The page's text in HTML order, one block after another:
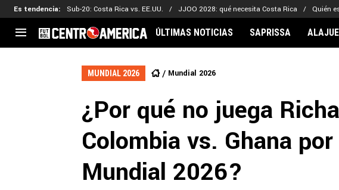
Es tendencia: Sub-20: Costa Rica vs. EE.UU. JJOO 2028: qué necesita Costa Rica Quién
CENTROAMÉRICA
CONCACAF
Liga de Naciones
Eliminatorias
Copa de Campeones
MLS
Kervin Arriaga
Adalberto Carrasquilla
Nathaniel Méndez-
ÚLTIMAS NOTICIAS SAPRISSA
MUNDIAL 2026 Mundial 2026
¿Por qué no juega
Colombia vs. Ghana
Mundial 2026?